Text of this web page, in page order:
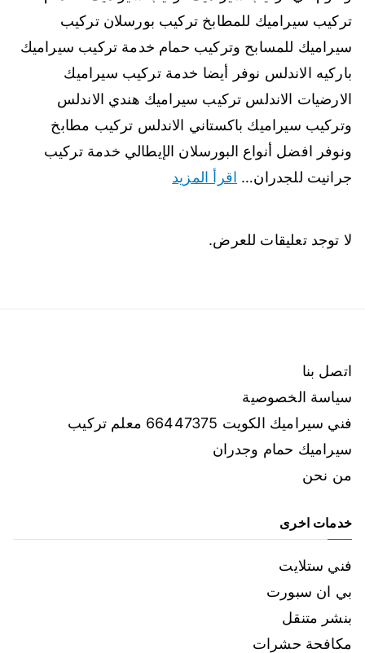
تركيب سيراميك للمطابخ تركيب بورسلان تركيب
سيراميك للمسابح وتركيب حمام خدمة تركيب سيراميك
باركيه الاندلس نوفر أيضا خدمة تركيب سيراميك
الارضيات الاندلس تركيب سيراميك هندي الاندلس
وتركيب سيراميك باكستاني الاندلس تركيب مطابخ
ونوفر افضل أنواع البورسلان الإيطالي خدمة تركيب
جرانيت للجدران… اقرأ المزيد
لا توجد تعليقات للعرض.
اتصل بنا
سياسة الخصوصية
فني سيراميك الكويت 66447375 معلم تركيب
سيراميك حمام وجدران
من نحن
خدمات اخرى
فني ستلايت
بي ان سبورت
بنشر متنقل
مكافحة حشرات